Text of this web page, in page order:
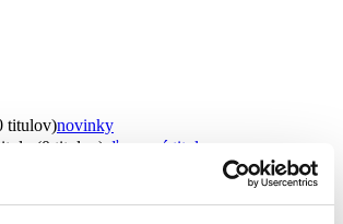
titulov)novinky
(0 titulov) zľavnené tituly
sklade (0 titulov)na centrálnom sklade